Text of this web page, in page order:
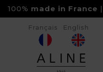
100%made in France
Français English